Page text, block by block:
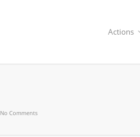
Actions
No Comments